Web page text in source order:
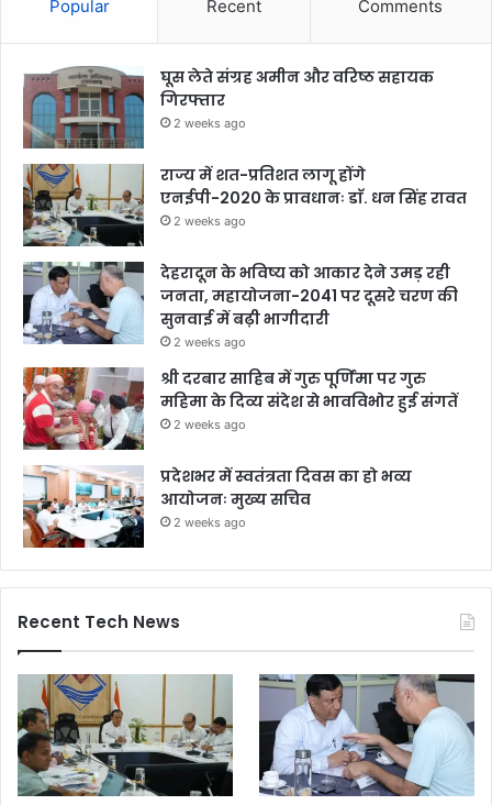
Popular Recent Comments
घूस लेते संग्रह अमीन और वरिष्ठ सहायक
गिरफ्तार
2 weeks ago
राज्य में शत-प्रतिशत लागू होंगे
एनईपी-2020 के प्रावधानः डाॅ. धन सिंह रावत
2 weeks ago
देहरादून के भविष्य को आकार देने उमड़ रही
जनता, महायोजना-2041 पर दूसरे चरण की
सुनवाई में बढ़ी भागीदारी
2 weeks ago
श्री दरबार साहिब में गुरु पूर्णिमा पर गुरु
महिमा के दिव्य संदेश से भावविभोर हुई संगतें
2 weeks ago
प्रदेशभर में स्वतंत्रता दिवस का हो भव्य
आयोजनः मुख्य सचिव
2 weeks ago
Recent Tech News